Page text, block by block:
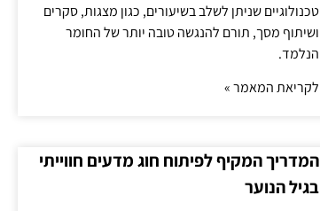
טכנולוגיים שניתן לשלב בשיעורים, כגון מצגות, סקרים
ושיתוף מסך, תורם להנגשה טובה יותר של החומר
הנלמד.
לקריאת המאמר »
המדריך המקיף לפיתוח חוג מדעים חווייתי
בגיל הנוער